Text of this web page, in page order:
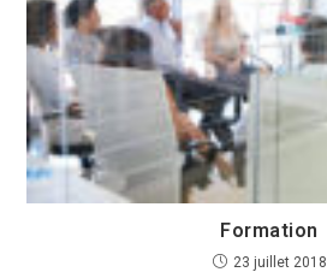
Formation
23 juillet 2018